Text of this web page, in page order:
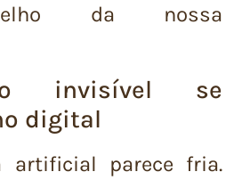
da nossa
invisível se
digital
artificial parece fria.